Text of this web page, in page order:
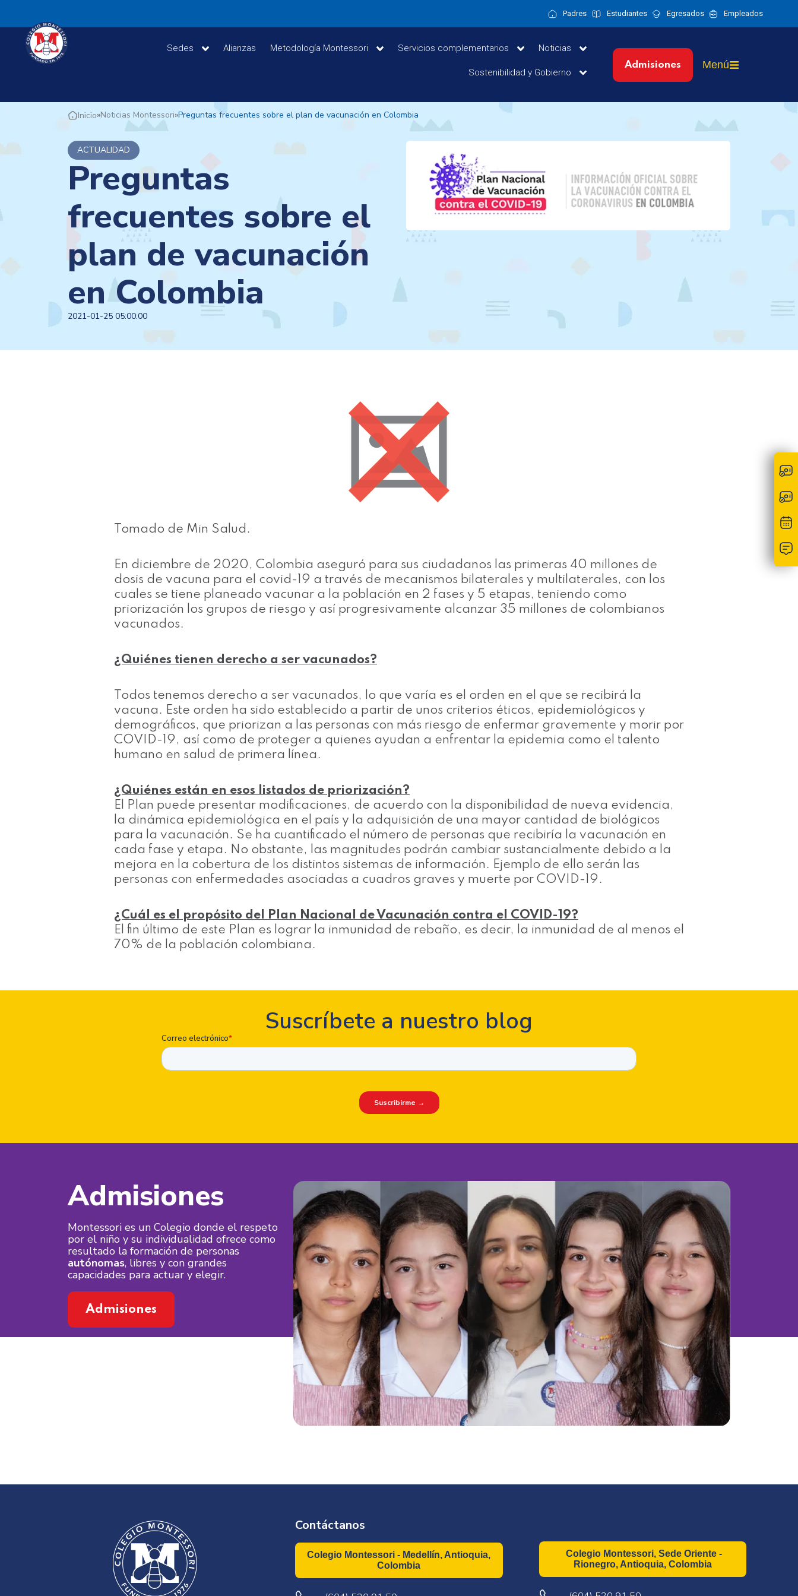
Padres Estudiantes Egresados Empleados
Sedes Alianzas Metodología Montessori Servicios complementarios Noticias
Sostenibilidad y Gobierno
Admisiones Menú
Inicio»Noticias Montessori»Preguntas frecuentes sobre el plan de vacunación en Colombia
ACTUALIDAD
Preguntas
frecuentes sobre el
plan de vacunación
en Colombia
2021-01-25 05:00:00
Tomado de Min Salud.
En diciembre de 2020, Colombia aseguró para sus ciudadanos las primeras 40 millones de
dosis de vacuna para el covid-19 a través de mecanismos bilaterales y multilaterales, con los
cuales se tiene planeado vacunar a la población en 2 fases y 5 etapas, teniendo como
priorización los grupos de riesgo y así progresivamente alcanzar 35 millones de colombianos
vacunados.
¿Quiénes tienen derecho a ser vacunados?
Todos tenemos derecho a ser vacunados, lo que varía es el orden en el que se recibirá la
vacuna. Este orden ha sido establecido a partir de unos criterios éticos, epidemiológicos y
demográficos, que priorizan a las personas con más riesgo de enfermar gravemente y morir por
COVID-19, así como de proteger a quienes ayudan a enfrentar la epidemia como el talento
humano en salud de primera línea.
¿Quiénes están en esos listados de priorización?
El Plan puede presentar modificaciones, de acuerdo con la disponibilidad de nueva evidencia,
la dinámica epidemiológica en el país y la adquisición de una mayor cantidad de biológicos
para la vacunación. Se ha cuantificado el número de personas que recibiría la vacunación en
cada fase y etapa. No obstante, las magnitudes podrán cambiar sustancialmente debido a la
mejora en la cobertura de los distintos sistemas de información. Ejemplo de ello serán las
personas con enfermedades asociadas a cuadros graves y muerte por COVID-19.
¿Cuál es el propósito del Plan Nacional de Vacunación contra el COVID-19?
El fin último de este Plan es lograr la inmunidad de rebaño, es decir, la inmunidad de al menos el
70% de la población colombiana.
Suscríbete a nuestro blog
Admisiones
Montessori es un Colegio donde el respeto
por el niño y su individualidad ofrece como
resultado la formación de personas
autónomas, libres y con grandes
capacidades para actuar y elegir.
Admisiones
Contáctanos
Colegio Montessori - Medellín, Antioquia,
Colombia
Colegio Montessori, Sede Oriente -
Rionegro, Antioquia, Colombia